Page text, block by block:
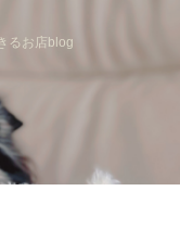
るお店blog